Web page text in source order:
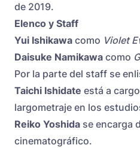
de 2019.
Elenco y Staff
Yui Ishikawa como Violet
Daisuke Namikawa como
Por la parte del staff se
Taichi Ishidate está a
largometraje en los
Reiko Yoshida se encarga
cinematográfico.